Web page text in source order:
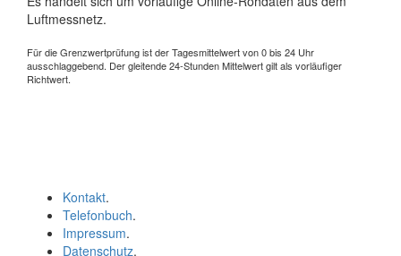
Luftmessnetz.
Für die Grenzwertprüfung ist der Tagesmittelwert von 0 bis 24 Uhr
ausschlaggebend. Der gleitende 24-Stunden Mittelwert gilt als vorläufiger
Richtwert.
Kontakt.
Telefonbuch.
Impressum.
Datenschutz.